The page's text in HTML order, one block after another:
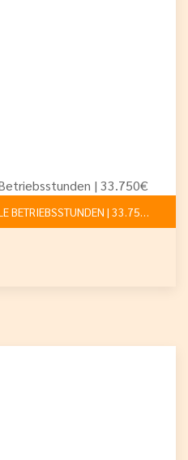
BETRIEBSSTUNDEN | 33.750€